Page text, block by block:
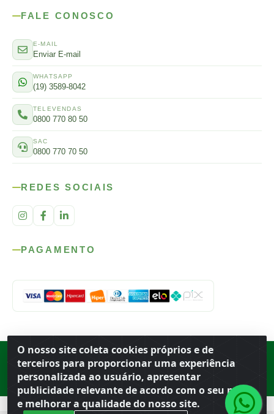
O nosso site coleta cookies próprios e de
terceiros para proporcionar uma experiência
personalizada ao usuário, apresentar
publicidade relevante de acordo com o seu perfil
e melhorar a qualidade do nosso site.
FALE CONOSCO
E-MAIL
Enviar E-mail
WHATSAPP
(19) 3589-8042
TELEVENDAS
0800 770 80 50
SAC
0800 770 70 50
REDES SOCIAIS
PAGAMENTO
Rod. SP-215, s/n, km 98 — Área Rural Porto Ferreira ·BR
· CEP
· CNPJ 56.679.863/0001-91
© 2026 Atacado Ideal